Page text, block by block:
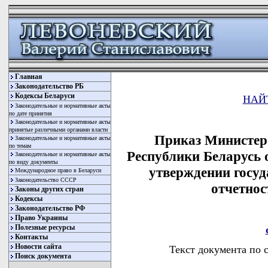
Главная
Законодательство РБ
Кодексы Беларуси
Законодательные и нормативные акты
по дате принятия
Законодательные и нормативные акты
принятые различными органами власти
Законодательные и нормативные акты
по темам
Законодательные и нормативные акты
по виду документы
Международное право в Беларуси
Законодательство СССР
Законы других стран
Кодексы
Законодательство РФ
Право Украины
Полезные ресурсы
Контакты
Новости сайта
Поиск документа
Приказ
Республики
утверждении
Текст документа по